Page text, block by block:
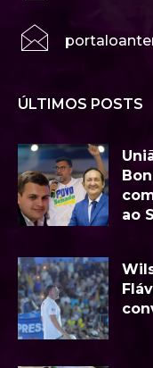
ÚLTIMOS POSTS
ao